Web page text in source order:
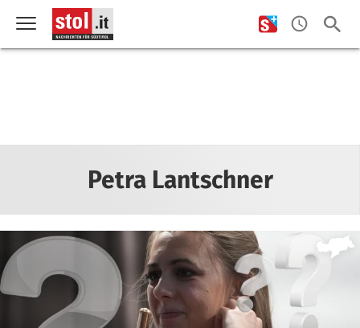
Petra Lantschner